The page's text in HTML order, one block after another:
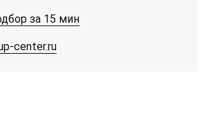
за 15 мин
center.ru